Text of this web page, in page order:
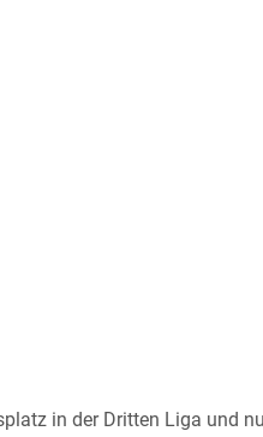
in der Dritten Liga und